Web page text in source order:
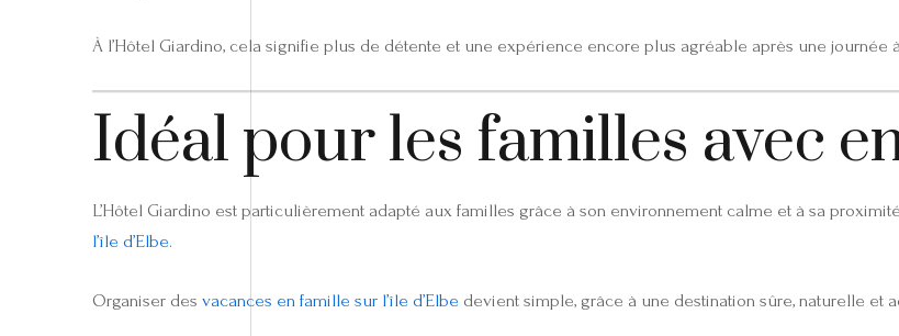
À l’Hôtel Giardino, cela signifie plus de détente et une expérience encore plus agréable après une journée
Idéal pour les familles avec
L’Hôtel Giardino est particulièrement adapté aux familles grâce à son environnement calme et à sa
l’île d’Elbe.
Organiser des vacances en famille sur l’île d’Elbe devient simple, grâce à une destination sûre, naturelle et